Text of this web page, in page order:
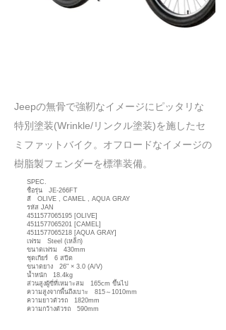
​Jeepの無骨で強靭なイメージにピッタリな
特別塗装(Wrinkle/リンクル塗装)を施したセ
ミファットバイク。オフロードなイメージの
樹脂製フェンダーを標準装備。
SPEC.
ชื่อรุ่น JE-266FT
สี OLIVE , CAMEL , AQUA GRAY
รหัส JAN
4511577065195 [OLIVE]
4511577065201 [CAMEL]
4511577065218 [AQUA GRAY]
เฟรม Steel (เหล็ก)
ขนาดเฟรม 430mm
ชุดเกียร์ 6 สปีด
ขนาดยาง 26" × 3.0 (A/V)
น้ำหนัก 18.4kg
ส่วนสูงผู้ขี่ที่เหมาะสม 165cm ขึ้นไป
ความสูงจากพื้นถึงเบาะ 815～1010mm
ความยาวตัวรถ 1820mm
ความกว้างตัวรถ 590mm